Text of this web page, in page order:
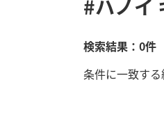
#ハノイ
検索結果：0件
条件に一致す